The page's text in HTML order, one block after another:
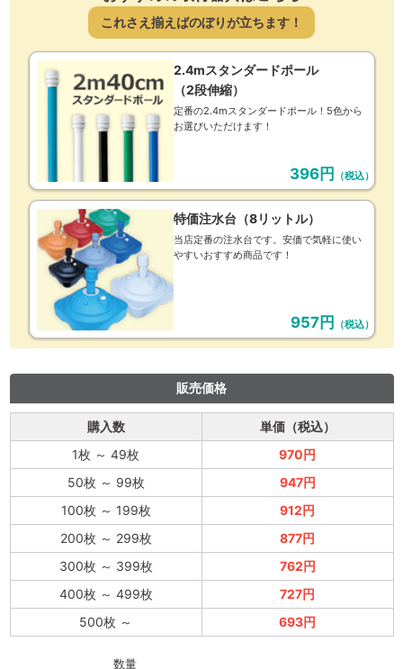
これさえ揃えばのぼりが立ちます！
2.4mスタンダードポール
（2段伸縮）
定番の2.4mスタンダードポール！5色から
お選びいただけます！
396円 （税込）
特価注水台（8リットル）
当店定番の注水台です。安価で気軽に使い
やすいおすすめ商品です！
957円 （税込）
販売価格
購入数
単価（税込）
1枚 ～ 49枚
970円
50枚 ～ 99枚
947円
100枚 ～ 199枚
912円
200枚 ～ 299枚
877円
300枚 ～ 399枚
762円
400枚 ～ 499枚
727円
500枚 ～ 693円
数量